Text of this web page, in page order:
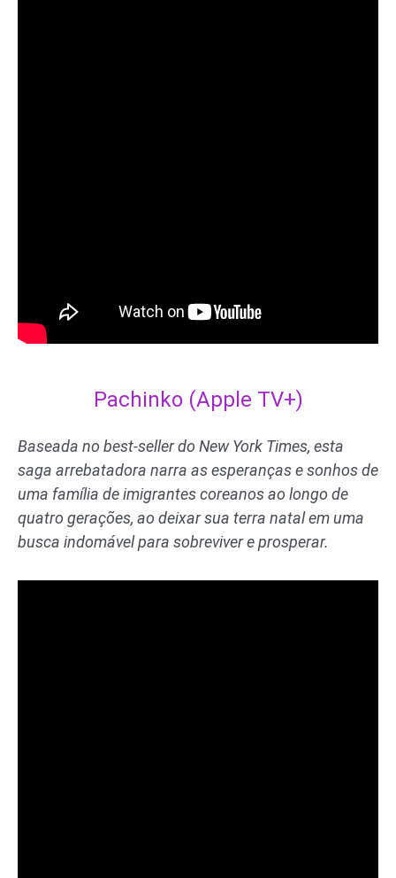
Pachinko (Apple TV+)
Baseada no best-seller do New York Times, esta
saga arrebatadora narra as esperanças e sonhos de
uma família de imigrantes coreanos ao longo de
quatro gerações, ao deixar sua terra natal em uma
busca indomável para sobreviver e prosperar.